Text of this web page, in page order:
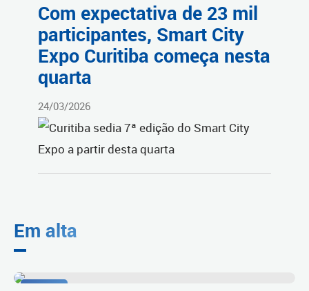
Com expectativa de 23 mil
participantes, Smart City
Expo Curitiba começa nesta
quarta
24/03/2026
Em alta